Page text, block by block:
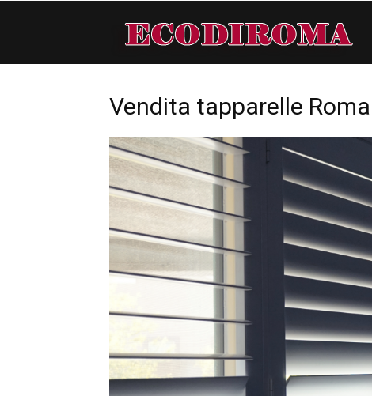
Vendita tapparelle Roma